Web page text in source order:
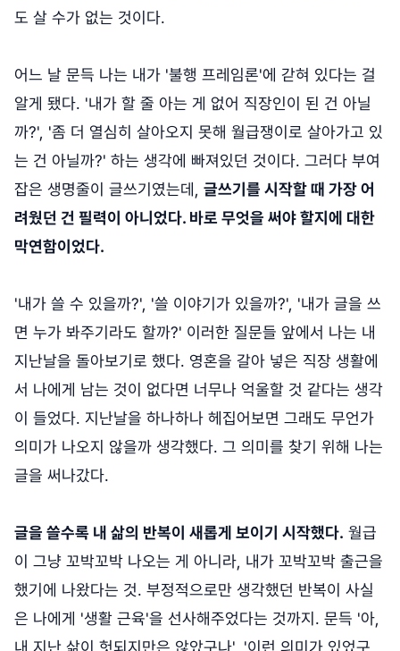
도 살 수가 없는 것이다.
어느 날 문득 나는 내가 '불행 프레임론'에 갇혀 있다는 걸
알게 됐다. '내가 할 줄 아는 게 없어 직장인이 된 건 아닐
까?', '좀 더 열심히 살아오지 못해 월급쟁이로 살아가고 있
는 건 아닐까?' 하는 생각에 빠져있던 것이다. 그러다 부여
잡은 생명줄이 글쓰기였는데, 글쓰기를 시작할 때 가장 어
려웠던 건 필력이 아니었다. 바로 무엇을 써야 할지에 대한
막연함이었다.
'내가 쓸 수 있을까?', '쓸 이야기가 있을까?', '내가 글을 쓰
면 누가 봐주기라도 할까?' 이러한 질문들 앞에서 나는 내
지난날을 돌아보기로 했다. 영혼을 갈아 넣은 직장 생활에
서 나에게 남는 것이 없다면 너무나 억울할 것 같다는 생각
이 들었다. 지난날을 하나하나 헤집어보면 그래도 무언가
의미가 나오지 않을까 생각했다. 그 의미를 찾기 위해 나는
글을 써나갔다.
글을 쓸수록 내 삶의 반복이 새롭게 보이기 시작했다. 월급
이 그냥 꼬박꼬박 나오는 게 아니라, 내가 꼬박꼬박 출근을
했기에 나왔다는 것. 부정적으로만 생각했던 반복이 사실
은 나에게 '생활 근육'을 선사해주었다는 것까지. 문득 '아,
내 지난 삶이 헛되지만은 않았구나', '이런 의미가 있었구